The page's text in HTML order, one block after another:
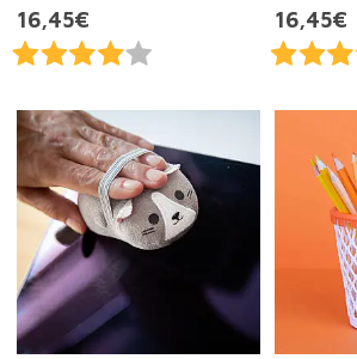
16,45€
16,45€